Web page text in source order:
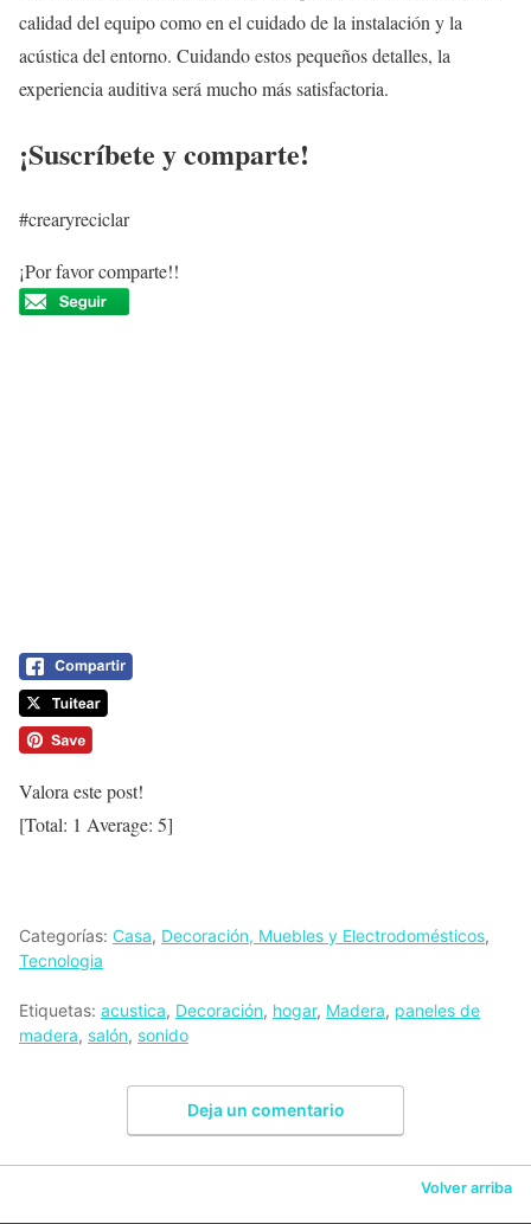
calidad del equipo como en el cuidado de la instalación y la
acústica del entorno. Cuidando estos pequeños detalles, la
experiencia auditiva será mucho más satisfactoria.
¡Suscríbete y comparte!
#crearyreciclar
¡Por favor comparte!!
Valora este post!
[Total: 1 Average: 5]
Categorías: Casa, Decoración, Muebles y Electrodomésticos,
Tecnologia
Etiquetas: acustica, Decoración, hogar, Madera, paneles de
madera, salón, sonido
Deja un comentario
Volver arriba